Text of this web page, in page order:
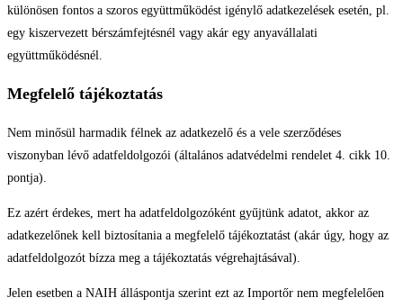
különösen fontos a szoros együttműködést igénylő adatkezelések esetén, pl.
egy kiszervezett bérszámfejtésnél vagy akár egy anyavállalati
együttműködésnél.
Megfelelő tájékoztatás
Nem minősül harmadik félnek az adatkezelő és a vele szerződéses
viszonyban lévő adatfeldolgozói (általános adatvédelmi rendelet 4. cikk 10.
pontja).
Ez azért érdekes, mert ha adatfeldolgozóként gyűjtünk adatot, akkor az
adatkezelőnek kell biztosítania a megfelelő tájékoztatást (akár úgy, hogy az
adatfeldolgozót bízza meg a tájékoztatás végrehajtásával).
Jelen esetben a NAIH álláspontja szerint ezt az Importőr nem megfelelően